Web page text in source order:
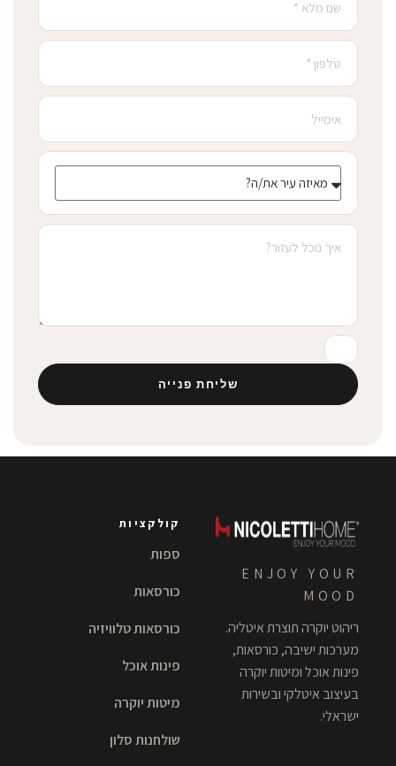
שליחת פנייה
ENJOY YOUR
MOOD
ריהוט יוקרה תוצרת איטליה.
מערכות ישיבה, כורסאות,
פינות אוכל ומיטות יוקרה
בעיצוב איטלקי ובשירות
ישראלי.
קולקציות
ספות
כורסאות
כורסאות טלוויזיה
פינות אוכל
מיטות יוקרה
שולחנות סלון